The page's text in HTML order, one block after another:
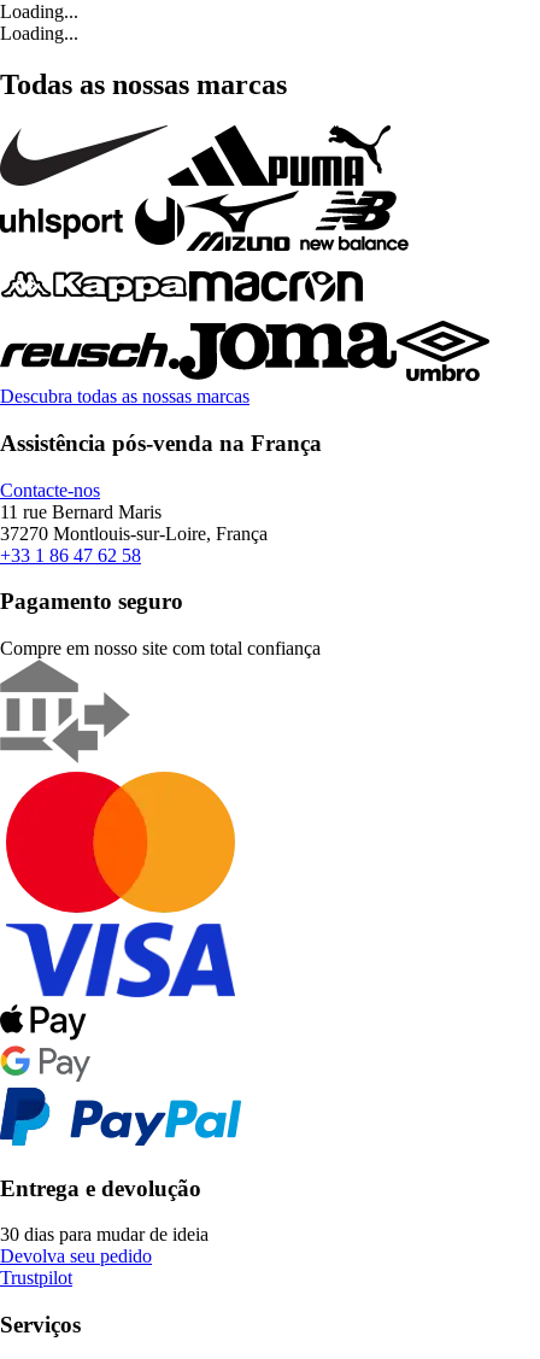
Loading...
Loading...
Todas as nossas marcas
Descubra todas as nossas marcas
Assistência pós-venda na França
Contacte-nos
11 rue Bernard Maris
37270 Montlouis-sur-Loire, França
+33 1 86 47 62 58
Pagamento seguro
Compre em nosso site com total confiança
Entrega e devolução
30 dias para mudar de ideia
Devolva seu pedido
Trustpilot
Serviços